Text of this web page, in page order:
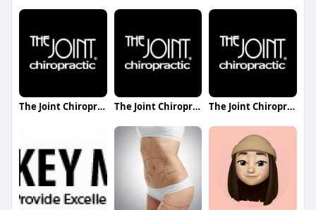
The Joint Chiropractic Goodlettsville The Joint Chiropractic Spring Hill The Joint Chiropractic Lee Branch